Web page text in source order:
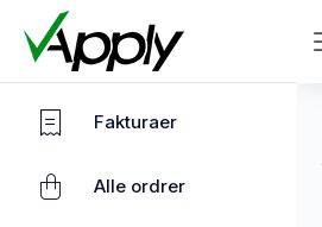
Fakturaer
Alle ordrer